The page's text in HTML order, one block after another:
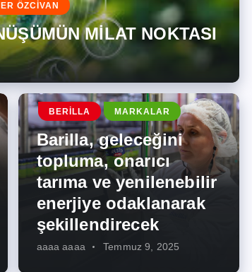
ÖZCİVAN
MİLAT NOKTASI
BERILLA MARKALAR
Barilla, geleceğini
topluma, onarıcı
tarıma ve yenilenebilir
enerjiye odaklanarak
şekillendirecek
aaaa aaaa Temmuz 9, 2025